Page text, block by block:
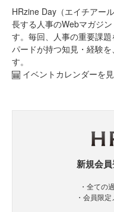
HRzine Day（エイチアー
長する人事のWebマガジ
す。毎回、人事の重要課
パードが持つ知見・経験
す。
イベントカレンダーを
新規会
・全ての
・会員限